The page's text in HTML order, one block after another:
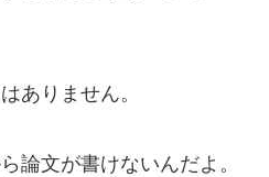
ありません。
論文が書けないんだよ。